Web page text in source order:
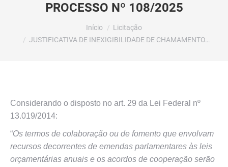
PROCESSO Nº 108/2025
Início
Licitação
JUSTIFICATIVA DE INEXIGIBILIDADE DE CHAMAMENTO…
Considerando o disposto no art. 29 da Lei Federal nº
13.019/2014:
“Os termos de colaboração ou de fomento que envolvam
recursos decorrentes de emendas parlamentares às leis
orçamentárias anuais e os acordos de cooperação serão